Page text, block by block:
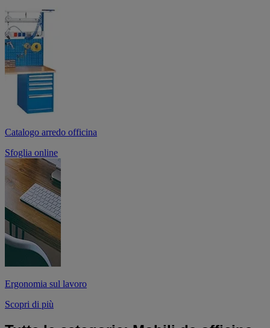
Catalogo arredo officina
Sfoglia online
Ergonomia sul lavoro
Scopri di più